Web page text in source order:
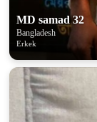
MD samad 32
Bangladesh
Erkek